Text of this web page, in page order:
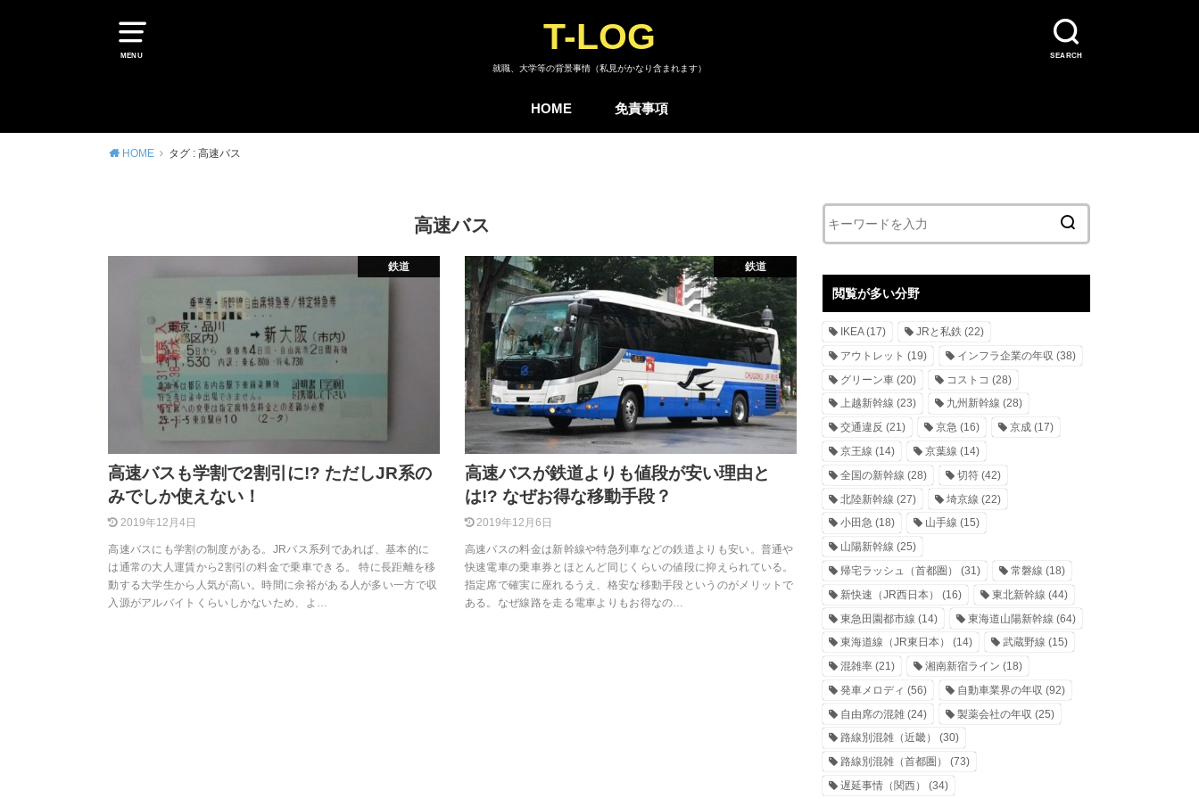
MENU SEARCH
T-LOG
就職、大学等の背景事情（私見がかなり含まれます）
HOME 免責事項
HOME タグ : 高速バス
高速バス
鉄道
高速バスも学割で2割引に!? ただしJR系の
みでしか使えない！
2019年12月4日
高速バスにも学割の制度がある。JRバス系列であれば、基本的に
は通常の大人運賃から2割引の料金で乗車できる。 特に長距離を移
動する大学生から人気が高い。時間に余裕がある人が多い一方で収
入源がアルバイトくらいしかないため、よ…
鉄道
高速バスが鉄道よりも値段が安い理由と
は!? なぜお得な移動手段？
2019年12月6日
高速バスの料金は新幹線や特急列車などの鉄道よりも安い。普通や
快速電車の乗車券とほとんど同じくらいの値段に抑えられている。
指定席で確実に座れるうえ、格安な移動手段というのがメリットで
ある。なぜ線路を走る電車よりもお得なの…
閲覧が多い分野
IKEA(17) JRと私鉄 (22)
アウトレット (19) インフラ企業の年収 (38)
グリーン車 (20) コストコ (28)
上越新幹線 (23) 九州新幹線 (28)
交通違反 (21) 京急 (16) 京成(17)
京王線 (14) 京葉線 (14)
全国の新幹線 (28) 切符(42)
北陸新幹線 (27) 埼京線 (22)
小田急 (18) 山手線 (15)
山陽新幹線 (25)
帰宅ラッシュ（首都圏）
(31) 常磐線 (18)
新快速（JR西日本）
(16) 東北新幹線 (44)
東急田園都市線 (14) 東海道山陽新幹線 (64)
東海道線（JR東日本）
(14) 武蔵野線 (15)
混雑率 (21) 湘南新宿ライン (18)
発車メロディ (56) 自動車業界の年収 (92)
自由席の混雑 (24) 製薬会社の年収 (25)
路線別混雑（近畿）
(30)
路線別混雑（首都圏）
(73)
遅延事情（関西）
(34)